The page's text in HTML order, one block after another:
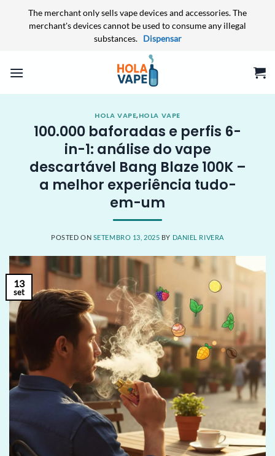
The merchant only sells vape devices and accessories. The
merchant's devices cannot be used to consume any illegal
substances. Dispensar
HOLA VAPE,HOLA VAPE
100.000 baforadas e perfis 6-
in-1: análise do vape
descartável Bang Blaze 100K –
a melhor experiência tudo-
em-um
POSTED ON SETEMBRO 13, 2025 BY DANIEL RIVERA
13
set